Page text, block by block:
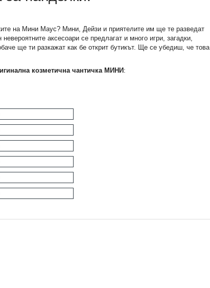
на Мини Маус? Мини, Дейзи и приятелите им ще те разведат
аксесоари се предлагат и много игри, загадки,
ще ти разкажат как бе открит бутикът. Ще се убедиш, че това
козметична чантичка МИНИ: